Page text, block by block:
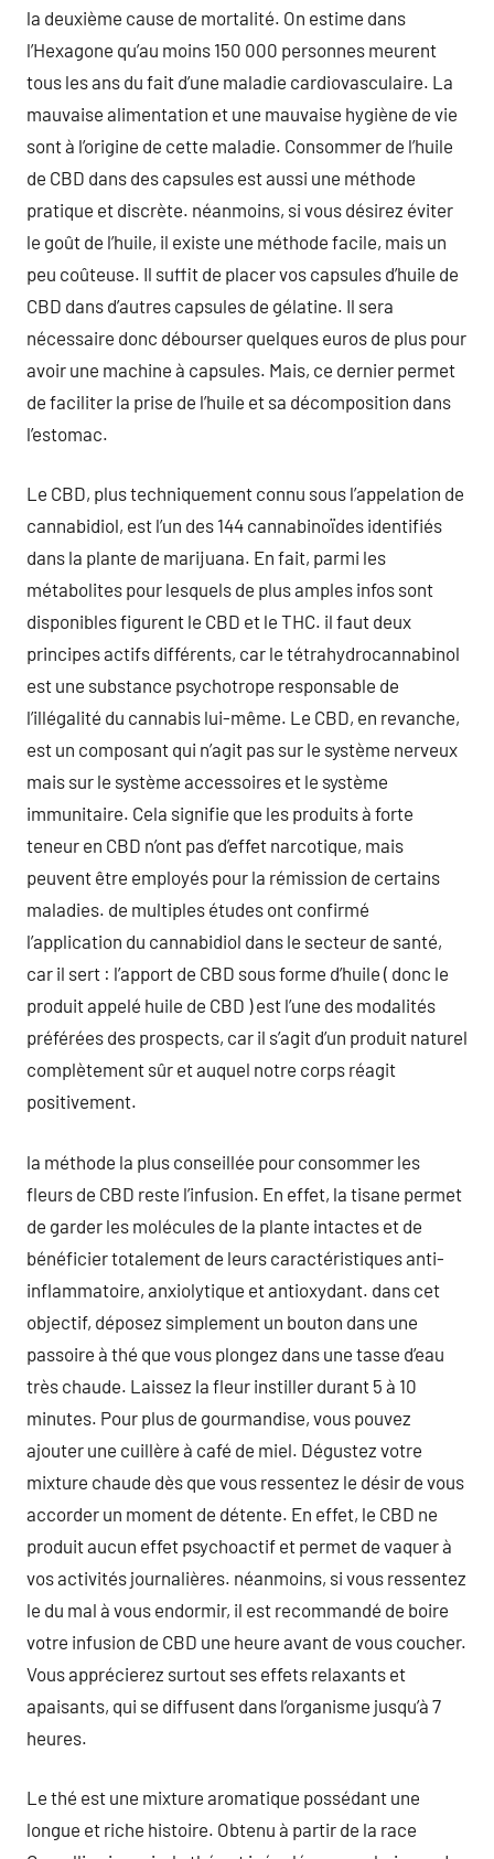
la deuxième cause de mortalité. On estime dans
l’Hexagone qu’au moins 150 000 personnes meurent
tous les ans du fait d’une maladie cardiovasculaire. La
mauvaise alimentation et une mauvaise hygiène de vie
sont à l’origine de cette maladie. Consommer de l’huile
de CBD dans des capsules est aussi une méthode
pratique et discrète. néanmoins, si vous désirez éviter
le goût de l’huile, il existe une méthode facile, mais un
peu coûteuse. Il suffit de placer vos capsules d’huile de
CBD dans d’autres capsules de gélatine. Il sera
nécessaire donc débourser quelques euros de plus pour
avoir une machine à capsules. Mais, ce dernier permet
de faciliter la prise de l’huile et sa décomposition dans
l’estomac.
Le CBD, plus techniquement connu sous l’appelation de
cannabidiol, est l’un des 144 cannabinoïdes identifiés
dans la plante de marijuana. En fait, parmi les
métabolites pour lesquels de plus amples infos sont
disponibles figurent le CBD et le THC. il faut deux
principes actifs différents, car le tétrahydrocannabinol
est une substance psychotrope responsable de
l’illégalité du cannabis lui-même. Le CBD, en revanche,
est un composant qui n’agit pas sur le système nerveux
mais sur le système accessoires et le système
immunitaire. Cela signifie que les produits à forte
teneur en CBD n’ont pas d’effet narcotique, mais
peuvent être employés pour la rémission de certains
maladies. de multiples études ont confirmé
l’application du cannabidiol dans le secteur de santé,
car il sert : l’apport de CBD sous forme d’huile ( donc le
produit appelé huile de CBD ) est l’une des modalités
préférées des prospects, car il s’agit d’un produit naturel
complètement sûr et auquel notre corps réagit
positivement.
la méthode la plus conseillée pour consommer les
fleurs de CBD reste l’infusion. En effet, la tisane permet
de garder les molécules de la plante intactes et de
bénéficier totalement de leurs caractéristiques anti-
inflammatoire, anxiolytique et antioxydant. dans cet
objectif, déposez simplement un bouton dans une
passoire à thé que vous plongez dans une tasse d’eau
très chaude. Laissez la fleur instiller durant 5 à 10
minutes. Pour plus de gourmandise, vous pouvez
ajouter une cuillère à café de miel. Dégustez votre
mixture chaude dès que vous ressentez le désir de vous
accorder un moment de détente. En effet, le CBD ne
produit aucun effet psychoactif et permet de vaquer à
vos activités journalières. néanmoins, si vous ressentez
le du mal à vous endormir, il est recommandé de boire
votre infusion de CBD une heure avant de vous coucher.
Vous apprécierez surtout ses effets relaxants et
apaisants, qui se diffusent dans l’organisme jusqu’à 7
heures.
Le thé est une mixture aromatique possédant une
longue et riche histoire. Obtenu à partir de la race